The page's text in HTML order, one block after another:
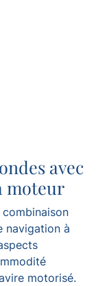
avec
moteur
navigation à
motorisé.